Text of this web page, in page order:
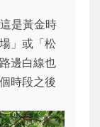
這是黃金時
」或「松
邊白線也
時段之後